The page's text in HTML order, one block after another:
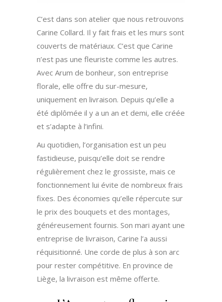
C’est dans son atelier que nous retrouvons
Carine Collard. Il y fait frais et les murs sont
couverts de matériaux. C’est que Carine
n’est pas une fleuriste comme les autres.
Avec Arum de bonheur, son entreprise
florale, elle offre du sur-mesure,
uniquement en livraison. Depuis qu’elle a
été diplômée il y a un an et demi, elle créée
et s’adapte à l’infini.
Au quotidien, l’organisation est un peu
fastidieuse, puisqu’elle doit se rendre
régulièrement chez le grossiste, mais ce
fonctionnement lui évite de nombreux frais
fixes. Des économies qu’elle répercute sur
le prix des bouquets et des montages,
généreusement fournis. Son mari ayant une
entreprise de livraison, Carine l’a aussi
réquisitionné. Une corde de plus à son arc
pour rester compétitive. En province de
Liège, la livraison est même offerte.